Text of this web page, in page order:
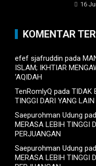
16
KOMENTAR
efef sjafruddin pada
ISLAM; IKHTIAR
‘AQIDAH
TenRomlyQ pada TIDAK
TINGGI DARI YANG
Saepurohman Udung
MERASA LEBIH TINGGI
PERJUANGAN
Saepurohman Udung
MERASA LEBIH TINGGI